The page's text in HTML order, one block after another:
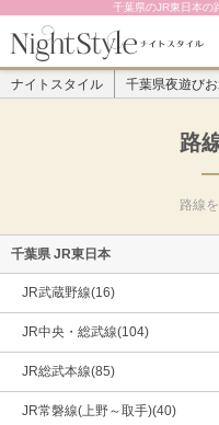
千葉県のJR東日本の
ナイトスタイル 千葉県夜遊び
路
路線
千葉県 JR東日本
JR武蔵野線(16)
JR中央・総武線(104)
JR総武本線(85)
JR常磐線(上野～取手)(40)